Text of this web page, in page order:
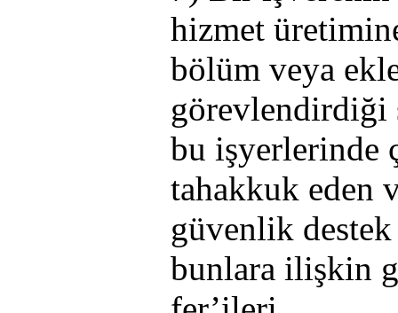
hizmet
bölüm veya
görevlendirdiği
bu işyerlerinde
tahakkuk eden
güvenlik
bunlara ilişkin